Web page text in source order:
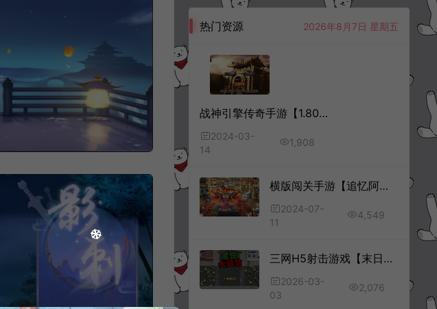
热门资源 2026年8月7日 星期五
战神引擎传奇手游【1.80至尊琉璃雷霆星王终极金币版】3月最新整理Win一键服务端+GM授权后台+安卓苹果双端+详细搭建教程+视频教程
2024-03-
14
1,908
横版闯关手游【追忆阿拉德3.0完整修复版[60帧]】7月最新整理Linux手工服务端+前后端源码+出包工程+WEB管理后台+GM授权后台+安卓苹果双端+详细搭建教程+视频教程
2024-07-
11
4,549
三网H5射击游戏【末日大逃亡H5】3月最新整理Linux手工服务端+Win一键服务端+解压即玩+简易安卓客户端+详细搭建教程
2026-03-
03
2,076